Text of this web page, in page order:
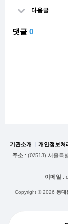
다음글
댓글 0
기관소개 개인정보처
주소: (02513) 서울특
이메일 :
Copyright © 2026 동대